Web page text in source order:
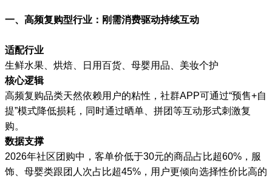
一、高频复购型行业：刚需消费驱动持续互动
适配行业
生鲜水果、烘焙、日用百货、母婴用品、美妆个护
核心逻辑
高频复购品类天然依赖用户的粘性，社群APP可通过“预售+自
提”模式降低损耗，同时通过晒单、拼团等互动形式刺激复
购。
数据支撑
2026年社区团购中，客单价低于30元的商品占比超60%，服
饰、母婴类跟团人次占比超45%，用户更倾向选择性价比高的